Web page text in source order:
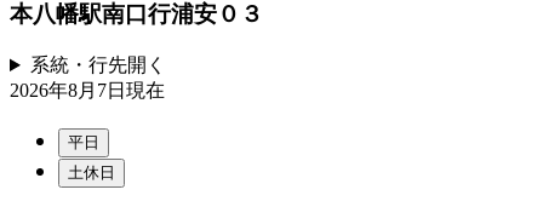
本八幡駅南口行浦安０３
系統・行先開く
2026年8月7日 現在
平日
土休日